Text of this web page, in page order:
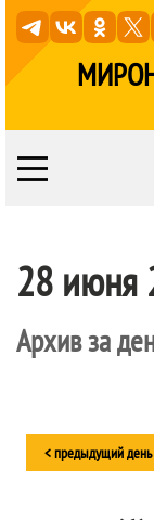
28 июня
Архив за
< предыдущий день